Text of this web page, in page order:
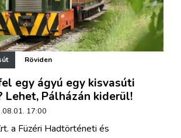
Röviden
egy ágyú egy kisvasúti
Lehet, Pálházán kiderül!
17:00
a Füzéri Hadtörténeti és